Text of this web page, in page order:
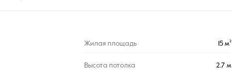
Жилая площадь 15 м²
Высота потолка 2.7 м